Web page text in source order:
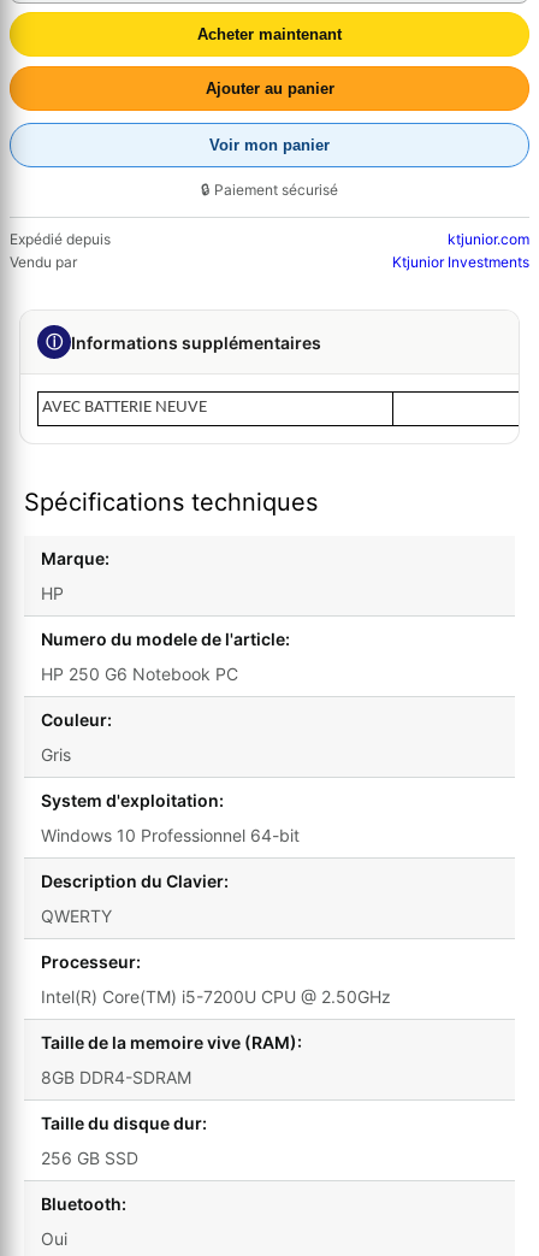
Acheter maintenant
Ajouter au panier
Voir mon panier
🔒 Paiement sécurisé
Expédié depuis
ktjunior.com
Vendu par
Ktjunior Investments
ⓘ Informations supplémentaires
AVEC BATTERIE NEUVE
Spécifications techniques
Marque:
HP
Numero du modele de l'article:
HP 250 G6 Notebook PC
Couleur:
Gris
System d'exploitation:
Windows 10 Professionnel 64-bit
Description du Clavier:
QWERTY
Processeur:
Intel(R) Core(TM) i5-7200U CPU @ 2.50GHz
Taille de la memoire vive (RAM):
8GB DDR4-SDRAM
Taille du disque dur:
256 GB SSD
Bluetooth:
Oui